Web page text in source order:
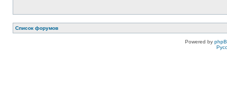
Список форумов
Powered by